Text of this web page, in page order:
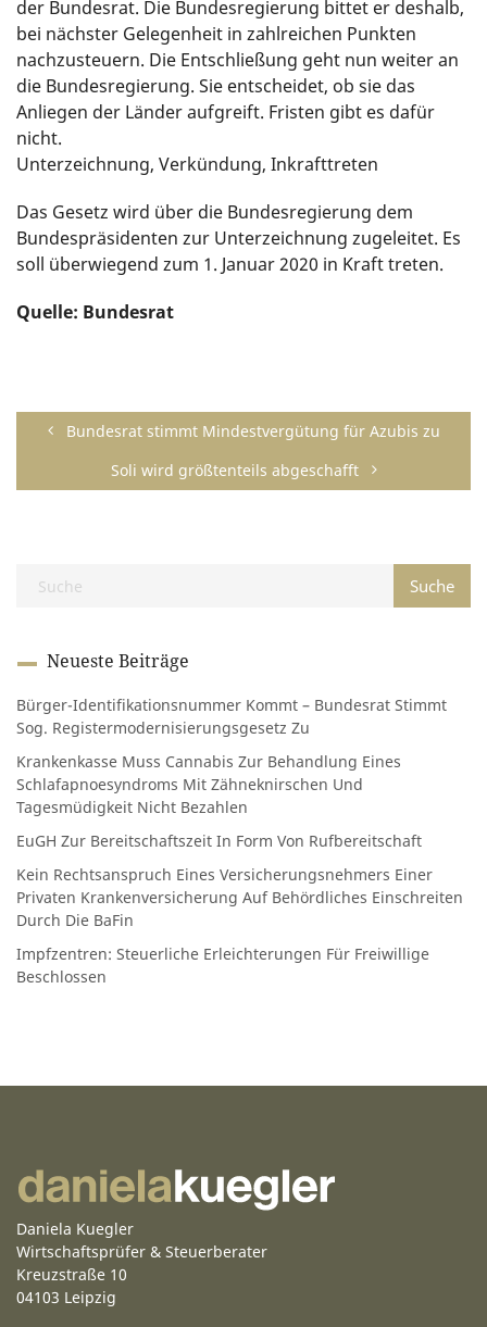
der Bundesrat. Die Bundesregierung bittet er deshalb,
bei nächster Gelegenheit in zahlreichen Punkten
nachzusteuern. Die Entschließung geht nun weiter an
die Bundesregierung. Sie entscheidet, ob sie das
Anliegen der Länder aufgreift. Fristen gibt es dafür
nicht.
Unterzeichnung, Verkündung, Inkrafttreten
Das Gesetz wird über die Bundesregierung dem
Bundespräsidenten zur Unterzeichnung zugeleitet. Es
soll überwiegend zum 1. Januar 2020 in Kraft treten.
Quelle: Bundesrat
Bundesrat stimmt Mindestvergütung für Azubis zu
Soli wird größtenteils abgeschafft
Neueste Beiträge
Bürger-Identifikationsnummer Kommt – Bundesrat Stimmt
Sog. Registermodernisierungsgesetz Zu
Krankenkasse Muss Cannabis Zur Behandlung Eines
Schlafapnoesyndroms Mit Zähneknirschen Und
Tagesmüdigkeit Nicht Bezahlen
EuGH Zur Bereitschaftszeit In Form Von Rufbereitschaft
Kein Rechtsanspruch Eines Versicherungsnehmers Einer
Privaten Krankenversicherung Auf Behördliches Einschreiten
Durch Die BaFin
Impfzentren: Steuerliche Erleichterungen Für Freiwillige
Beschlossen
Daniela Kuegler
Wirtschaftsprüfer & Steuerberater
Kreuzstraße 10
04103 Leipzig